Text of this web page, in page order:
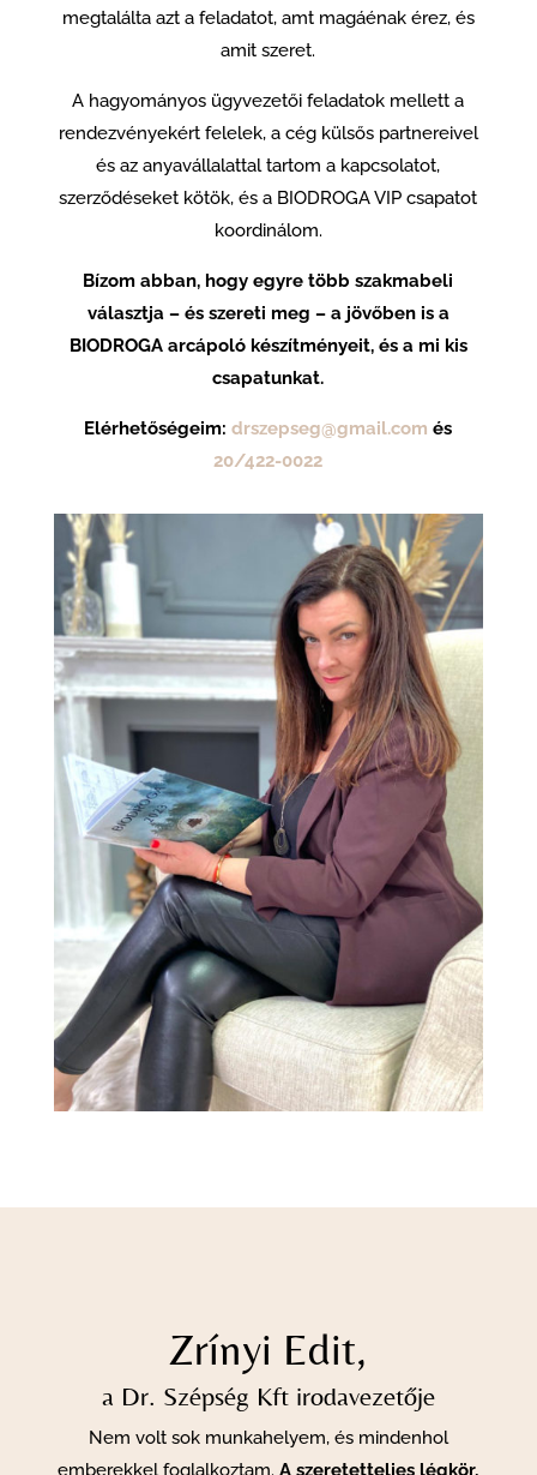
megtalálta azt a feladatot, amt magáénak érez, és
amit szeret.
A hagyományos ügyvezetői feladatok mellett a
rendezvényekért felelek, a cég külsős partnereivel
és az anyavállalattal tartom a kapcsolatot,
szerződéseket kötök, és a BIODROGA VIP csapatot
koordinálom.
Bízom abban, hogy egyre több szakmabeli
választja – és szereti meg – a jövőben is a
BIODROGA arcápoló készítményeit, és a mi kis
csapatunkat.
Elérhetőségeim:drszepseg@gmail.com és
20/422-0022
Zrínyi Edit,
a Dr. Szépség Kft irodavezetője
Nem volt sok munkahelyem, és mindenhol
emberekkel foglalkoztam.A szeretetteljes légkör,